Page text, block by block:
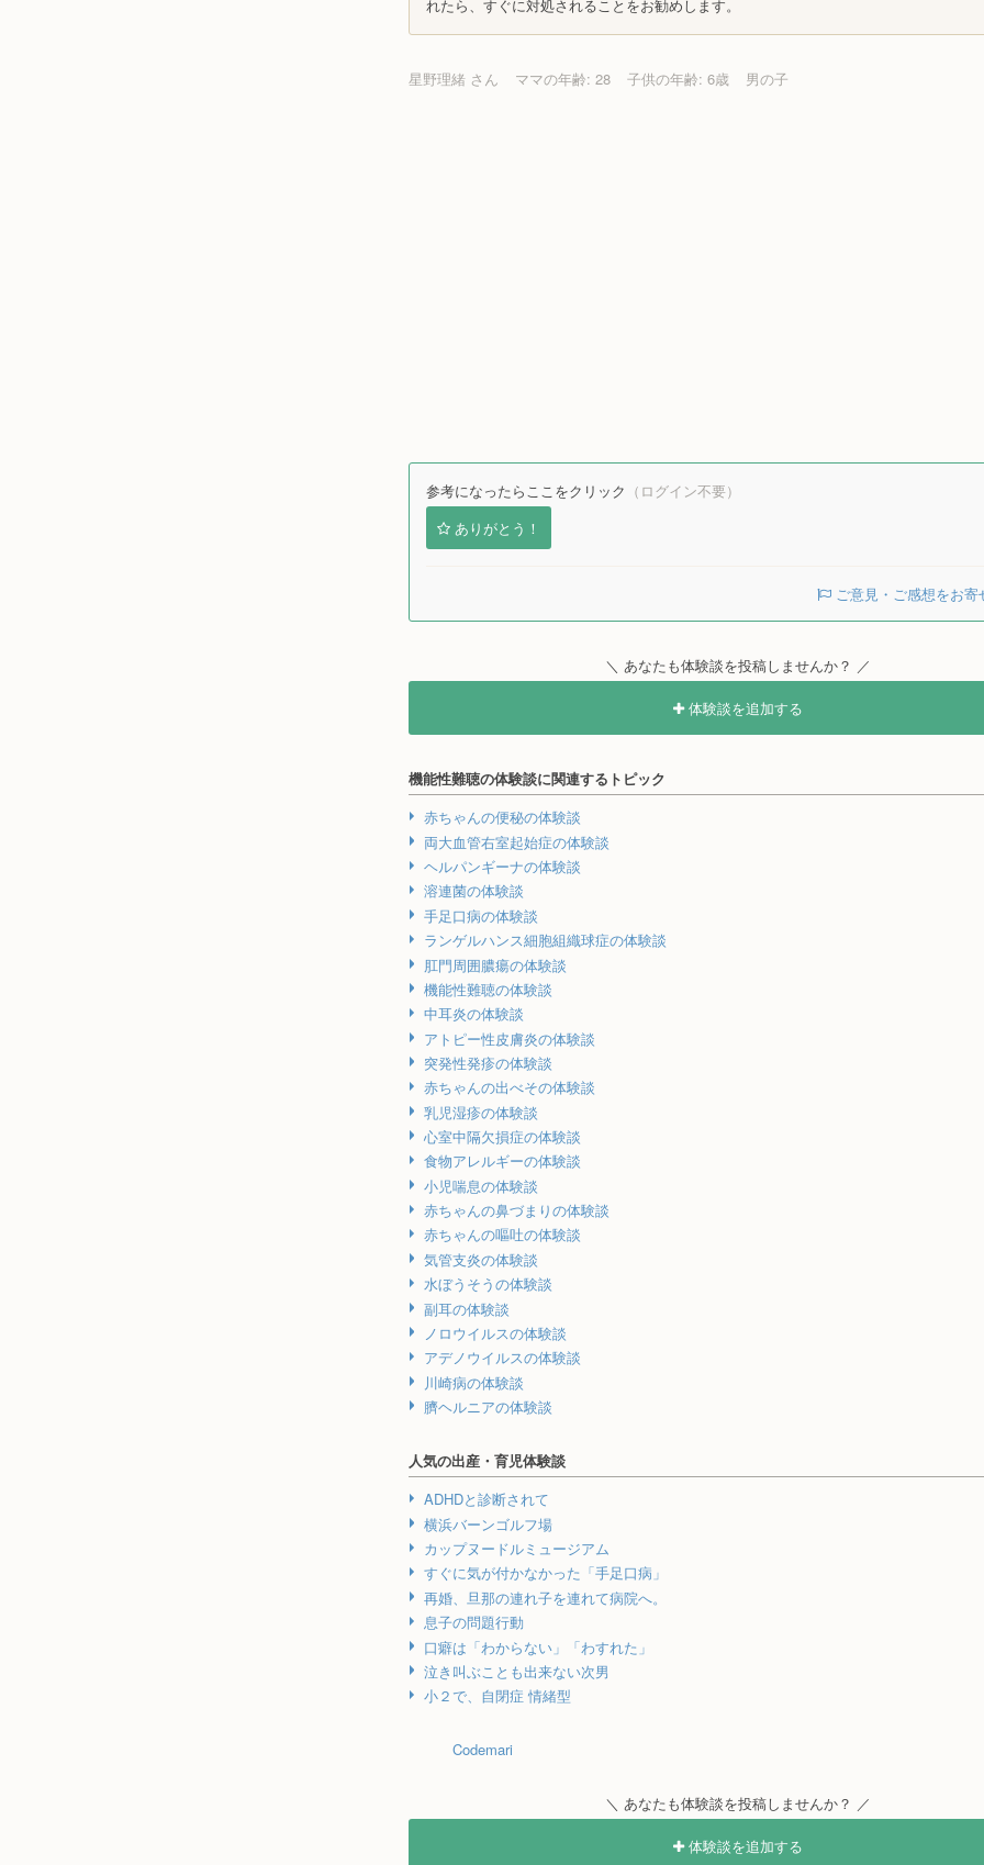
れたら、すぐに対処されることをお勧めします。
星野理緒 さん ママの年齢: 28 子供の年齢: 6歳 男の子
参考になったらここをクリック （ログイン不要）
ありがとう！
ご意見・ご感想をお寄
＼ あなたも体験談を投稿しませんか？ ／
体験談を追加する
機能性難聴の体験談に関連するトピック
赤ちゃんの便秘の体験談
両大血管右室起始症の体験談
ヘルパンギーナの体験談
溶連菌の体験談
手足口病の体験談
ランゲルハンス細胞組織球症の体験談
肛門周囲膿瘍の体験談
機能性難聴の体験談
中耳炎の体験談
アトピー性皮膚炎の体験談
突発性発疹の体験談
赤ちゃんの出べその体験談
乳児湿疹の体験談
心室中隔欠損症の体験談
食物アレルギーの体験談
小児喘息の体験談
赤ちゃんの鼻づまりの体験談
赤ちゃんの嘔吐の体験談
気管支炎の体験談
水ぼうそうの体験談
副耳の体験談
ノロウイルスの体験談
アデノウイルスの体験談
川崎病の体験談
臍ヘルニアの体験談
人気の出産・育児体験談
ADHDと診断されて
横浜バーンゴルフ場
カップヌードルミュージアム
すぐに気が付かなかった「手足口病」
再婚、旦那の連れ子を連れて病院へ。
息子の問題行動
口癖は「わからない」「わすれた」
泣き叫ぶことも出来ない次男
小２で、自閉症 情緒型
Codemari
＼ あなたも体験談を投稿しませんか？ ／
体験談を追加する